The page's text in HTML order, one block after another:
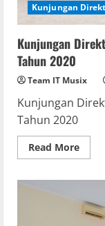
Kunjungan
Kunjungan
Tahun 2020
Team IT Musix
Kunjungan
Tahun 2020
Read MoreRead
more
(Bp.
Dr.